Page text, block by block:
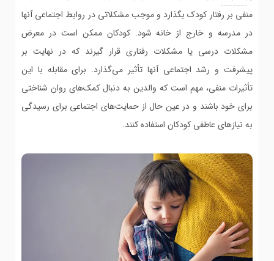
منفی بر رفتار کودک بگذارد و موجب مشکلاتی در روابط اجتماعی آنها
در مدرسه و خارج از خانه شود. کودکان ممکن است در معرض
مشکلات درسی یا مشکلات رفتاری قرار گیرند که در نهایت بر
پیشرفت و رشد اجتماعی آنها تأثیر می‌گذارد. برای مقابله با این
تأثیرات منفی، مهم است که والدین به دنبال کمک‌های روان شناختی
برای خود باشند و در عین حال از حمایت‌های اجتماعی برای رسیدگی
به نیازهای عاطفی کودکان استفاده کنند.